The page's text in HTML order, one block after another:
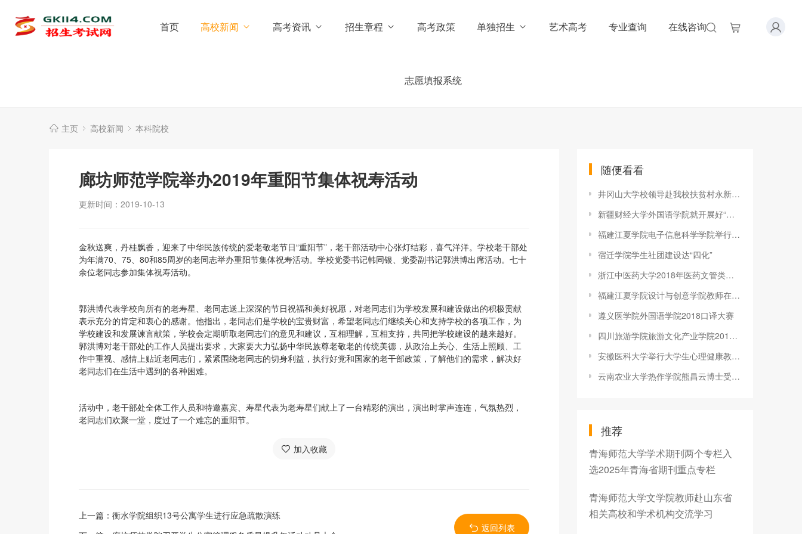
首页 高校新闻 高考资讯 招生章程 高考政策 单独招生 艺术高考 专业查询 在线咨询
志愿填报系统
主页 高校新闻 本科院校
廊坊师范学院举办2019年重阳节集体祝寿活动
更新时间：2019-10-13
金秋送爽，丹桂飘香，迎来了中华民族传统的爱老敬老节日“重阳节”，老干部活动中心张灯结彩，喜气洋洋。学校老干部处
为年满70、75、80和85周岁的老同志举办重阳节集体祝寿活动。学校党委书记韩同银、党委副书记郭洪博出席活动。七十
余位老同志参加集体祝寿活动。
郭洪博代表学校向所有的老寿星、老同志送上深深的节日祝福和美好祝愿，对老同志们为学校发展和建设做出的积极贡献
表示充分的肯定和衷心的感谢。他指出，老同志们是学校的宝贵财富，希望老同志们继续关心和支持学校的各项工作，为
学校建设和发展谏言献策，学校会定期听取老同志们的意见和建议，互相理解，互相支持，共同把学校建设的越来越好。
郭洪博对老干部处的工作人员提出要求，大家要大力弘扬中华民族尊老敬老的传统美德，从政治上关心、生活上照顾、工
作中重视、感情上贴近老同志们，紧紧围绕老同志的切身利益，执行好党和国家的老干部政策，了解他们的需求，解决好
老同志们在生活中遇到的各种困难。
活动中，老干部处全体工作人员和特邀嘉宾、寿星代表为老寿星们献上了一台精彩的演出，演出时掌声连连，气氛热烈，
老同志们欢聚一堂，度过了一个难忘的重阳节。
加入收藏
上一篇： 衡水学院组织13号公寓学生进行应急疏散演练
返回列表
随便看看
井冈山大学校领导赴我校扶贫村永新县绥远山村调研指导
新疆财经大学外国语学院就开展好“六个一”宣讲活动进行动员部署
福建江夏学院电子信息科学学院举行党员拟发展对象答辩
宿迁学院学生社团建设达“四化”
浙江中医药大学2018年医药文管类（富春校区）专场招聘会顺利举行
福建江夏学院设计与创意学院教师在第六届海峡工艺精品奖评选中获
遵义医学院外国语学院2018口译大赛
四川旅游学院旅游文化产业学院2018年党的基础知识培训圆满结束
安徽医科大学举行大学生心理健康教育专家报告会
云南农业大学热作学院熊昌云博士受邀参加东亚人文学会（韩国）第
推荐
青海师范大学学术期刊两个专栏入
选2025年青海省期刊重点专栏
青海师范大学文学院教师赴山东省
相关高校和学术机构交流学习